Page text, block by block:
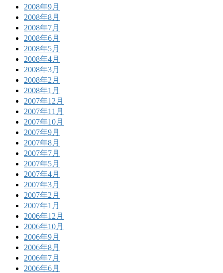
2008年9月
2008年8月
2008年7月
2008年6月
2008年5月
2008年4月
2008年3月
2008年2月
2008年1月
2007年12月
2007年11月
2007年10月
2007年9月
2007年8月
2007年7月
2007年5月
2007年4月
2007年3月
2007年2月
2007年1月
2006年12月
2006年10月
2006年9月
2006年8月
2006年7月
2006年6月